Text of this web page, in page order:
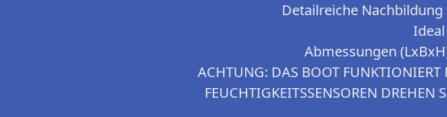
Detailreiche
Abmessungen
ACHTUNG: DAS BOOT FUNKTIONIERT
FEUCHTIGKEITSSENSOREN DREHEN